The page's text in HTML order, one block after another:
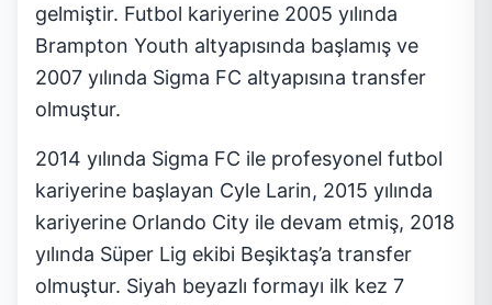
gelmiştir. Futbol kariyerine 2005 yılında
Brampton Youth altyapısında başlamış ve
2007 yılında Sigma FC altyapısına transfer
olmuştur.
2014 yılında Sigma FC ile profesyonel futbol
kariyerine başlayan Cyle Larin, 2015 yılında
kariyerine Orlando City ile devam etmiş, 2018
yılında Süper Lig ekibi Beşiktaş’a transfer
olmuştur. Siyah beyazlı formayı ilk kez 7